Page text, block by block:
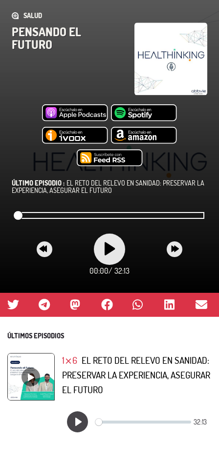
SALUD
PENSANDO EL
FUTURO
ÚLTIMO EPISODIO : EL RETO DEL RELEVO EN SANIDAD: PRESERVAR LA
EXPERIENCIA, ASEGURAR EL FUTURO
00:00/ 32:13
ÚLTIMOS EPISODIOS
1⨯6 EL RETO DEL RELEVO EN SANIDAD:
PRESERVAR LA EXPERIENCIA, ASEGURAR
EL FUTURO